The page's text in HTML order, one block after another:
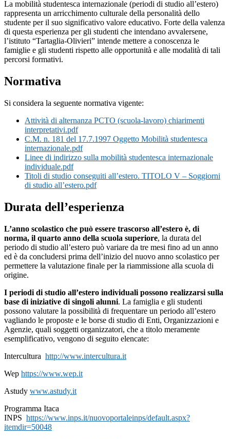
La mobilità studentesca internazionale (periodi di studio all’estero)
rappresenta un arricchimento culturale della personalità dello
studente per il suo significativo valore educativo. Forte della valenza
di questa esperienza per gli studenti che intendano avvalersene,
l’istituto “Tartaglia-Olivieri” intende mettere a conoscenza le
famiglie e gli studenti rispetto alle opportunità e alle modalità di tali
percorsi formativi.
Normativa
Si considera la seguente normativa vigente:
Attività di alternanza PCTO (scuola-lavoro) chiarimenti
interpretativi.pdf
C.M. n. 181 del 17.7.1997 Oggetto Mobilità studentesca
internazionale.pdf
Linee di indirizzo sulla mobilità studentesca internazionale
individuale.pdf
Titoli di studio conseguiti all’estero. TITOLO V – Soggiorni
di studio all’estero.pdf
Durata dell’esperienza
L’anno scolastico che può essere trascorso all’estero è, di
norma, il quarto anno della scuola superiore, la durata del
periodo di studio all’estero può variare da tre mesi fino ad un anno
ed è da concludersi prima dell’inizio del nuovo anno scolastico per
permettere la valutazione finale per la riammissione alla scuola di
origine.
I periodi di studio all’estero individuali possono realizzarsi sulla
base di iniziative di singoli alunni. La famiglia e gli studenti
possono valutare la possibilità di frequentare un periodo all’estero
vagliando le proposte e le borse di studio di Enti, Organizzazioni e
Agenzie, quali soggetti organizzatori, che a titolo meramente
esemplificativo, vengono di seguito elencate:
Intercultura http://www.intercultura.it
Wep https://www.wep.it
Astudy www.astudy.it
Programma Itaca
INPS https://www.inps.it/nuovoportaleinps/default.aspx?
itemdir=50048